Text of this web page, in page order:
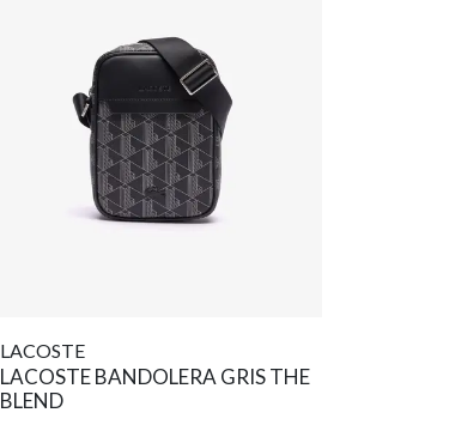
LACOSTE
LACOSTE BANDOLERA GRIS THE
BLEND